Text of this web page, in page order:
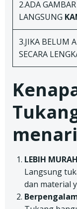
2.ADA
LANGSUNG
3.JIKA BELUM
SECARA
LEBIH
Langsung
dan material